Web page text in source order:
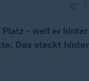
- weil er hinter
Das steckt hinter